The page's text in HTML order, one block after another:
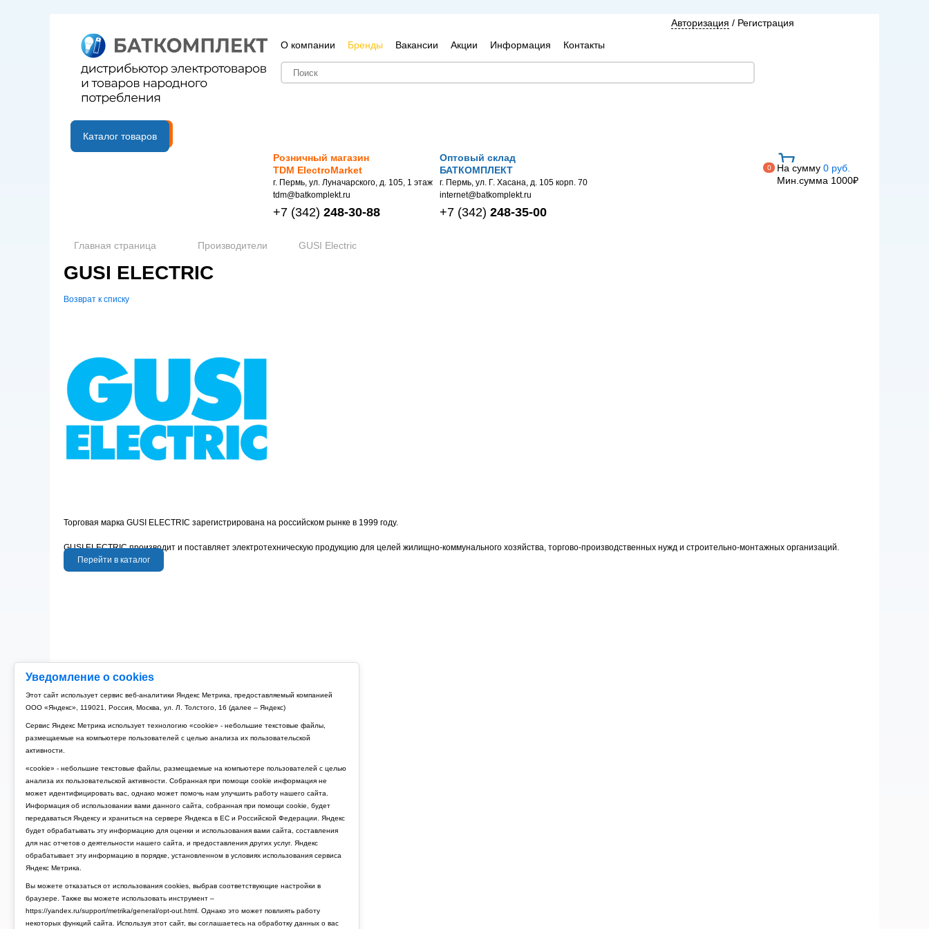
Уведомление о cookies
Этот сайт использует сервис веб-аналитики Яндекс Метрика, предоставляемый компанией
ООО «Яндекс», 119021, Россия, Москва, ул. Л. Толстого, 16 (далее – Яндекс)
Сервис Яндекс Метрика использует технологию «cookie» - небольшие текстовые файлы,
размещаемые на компьютере пользователей с целью анализа их пользовательской
активности.
«cookie» - небольшие текстовые файлы, размещаемые на компьютере пользователей с целью
анализа их пользовательской активности. Собранная при помощи cookie информация не
может идентифицировать вас, однако может помочь нам улучшить работу нашего сайта.
Информация об использовании вами данного сайта, собранная при помощи cookie, будет
передаваться Яндексу и храниться на сервере Яндекса в ЕС и Российской Федерации. Яндекс
будет обрабатывать эту информацию для оценки и использования вами сайта, составления
для нас отчетов о деятельности нашего сайта, и предоставления других услуг. Яндекс
обрабатывает эту информацию в порядке, установленном в условиях использования сервиса
Яндекс Метрика.
Вы можете отказаться от использования cookies, выбрав соответствующие настройки в
браузере. Также вы можете использовать инструмент –
https://yandex.ru/support/metrika/general/opt-out.html. Однако это может повлиять работу
некоторых функций сайта. Используя этот сайт, вы соглашаетесь на обработку данных о вас
О компании Бренды Вакансии Акции Информация Контакты
Авторизация / Регистрация
B2B портал
Каталог товаров
Розничный магазин
TDM ElectroMarket
г. Пермь, ул. Луначарского, д. 105, 1 этаж
tdm@batkomplekt.ru
+7 (342) 248-30-88
Оптовый склад
БАТКОМПЛЕКТ
г. Пермь, ул. Г. Хасана, д. 105 корп. 70
internet@batkomplekt.ru
+7 (342) 248-35-00
0 На сумму 0 руб.
Мин.сумма 1000₽
Главная страница Производители GUSI Electric
GUSI ELECTRIC
Возврат к списку
Торговая марка GUSI ELECTRIC зарегистрирована на российском рынке в 1999 году.
GUSI ELECTRIC производит и поставляет электротехническую продукцию для целей жилищно-коммунального хозяйства, торгово-производственных нужд и строительно-монтажных организаций.
Перейти в каталог